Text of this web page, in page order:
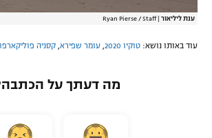
ענת ליליאור |
Ryan Pierse / Staff
עוד באותו נושא: טוקיו 2020 עומר שפירא קסניה
מה דעתך על